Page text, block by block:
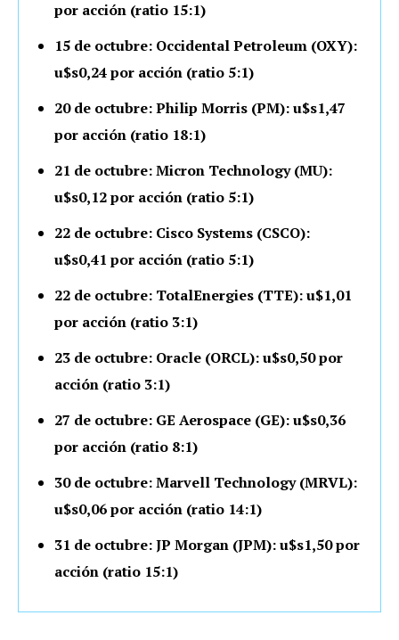
por acción (ratio 15:1)
15 de octubre: Occidental Petroleum (OXY):
u$s0,24 por acción (ratio 5:1)
20 de octubre: Philip Morris (PM): u$s1,47
por acción (ratio 18:1)
21 de octubre: Micron Technology (MU):
u$s0,12 por acción (ratio 5:1)
22 de octubre: Cisco Systems (CSCO):
u$s0,41 por acción (ratio 5:1)
22 de octubre: TotalEnergies (TTE): u$1,01
por acción (ratio 3:1)
23 de octubre: Oracle (ORCL): u$s0,50 por
acción (ratio 3:1)
27 de octubre: GE Aerospace (GE): u$s0,36
por acción (ratio 8:1)
30 de octubre: Marvell Technology (MRVL):
u$s0,06 por acción (ratio 14:1)
31 de octubre: JP Morgan (JPM): u$s1,50 por
acción (ratio 15:1)